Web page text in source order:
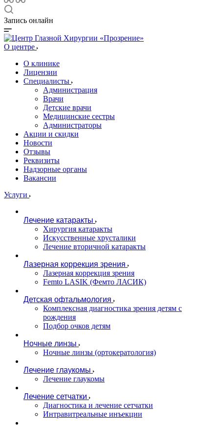
Запись онлайн
О центре
О клинике
Лицензии
Специалисты
Администрация
Врачи
Детские врачи
Медицинские сестры
Администраторы
Акции и скидки
Новости
Отзывы
Реквизиты
Надзорные органы
Вакансии
Услуги
Лечение катаракты
Хирургия катаракты
Искусственные хрусталики
Лечение вторичной катаракты
Лазерная коррекция зрения
Лазерная коррекция зрения
Femto LASIK (Фемто ЛАСИК)
Детская офтальмология
Комплексная диагностика зрения детям c
рождения
Подбор очков детям
Ночные линзы
Ночные линзы (ортокератология)
Лечение глаукомы
Лечение глаукомы
Лечение сетчатки
Диагностика и лечение сетчатки
Интравитреальные инъекции